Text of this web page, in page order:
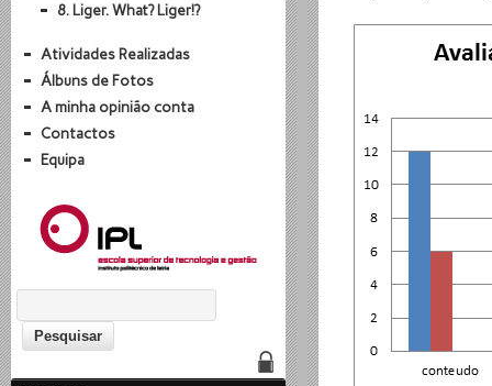
8. Liger. What? Liger!?
Atividades Realizadas
Álbuns de Fotos
A minha opinião conta
Contactos
Equipa